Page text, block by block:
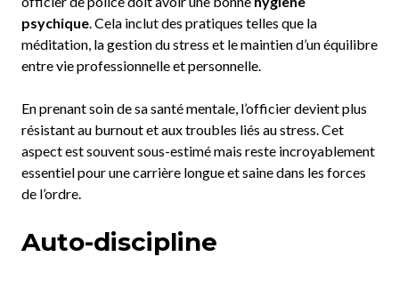
psychique. Cela inclut des pratiques telles que la
méditation, la gestion du stress et le maintien d’un équilibre
entre vie professionnelle et personnelle.
En prenant soin de sa santé mentale, l’officier devient plus
résistant au burnout et aux troubles liés au stress. Cet
aspect est souvent sous-estimé mais reste incroyablement
essentiel pour une carrière longue et saine dans les forces
de l’ordre.
Auto-discipline